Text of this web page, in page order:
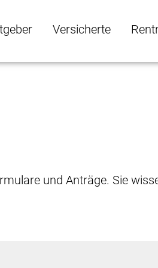
Versicherte
und Anträge. Sie